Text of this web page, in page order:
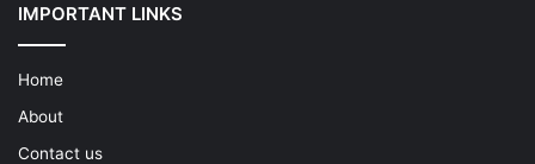
IMPORTANT LINKS
Home
About
Contact us